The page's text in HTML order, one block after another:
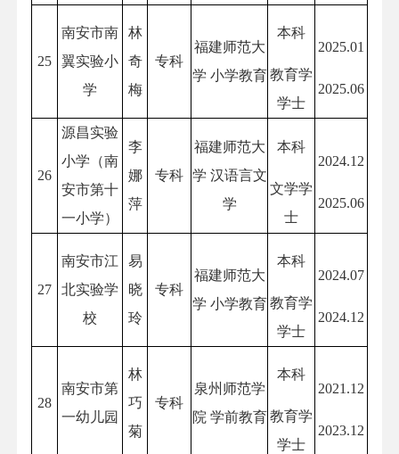
25
南安市南
翼实验小
学
林
奇
梅
专科
福建师范大
学 小学教育
本科
教育学
学士
2025.01
2025.06
26
源昌实验
小学（南
安市第十
一小学）
李
娜
萍
专科
福建师范大
学 汉语言文
学
本科
文学学
士
2024.12
2025.06
27
南安市江
北实验学
校
易
晓
玲
专科
福建师范大
学 小学教育
本科
教育学
学士
2024.07
2024.12
28
南安市第
一幼儿园
林
巧
菊
专科
泉州师范学
院 学前教育
本科
教育学
学士
2021.12
2023.12